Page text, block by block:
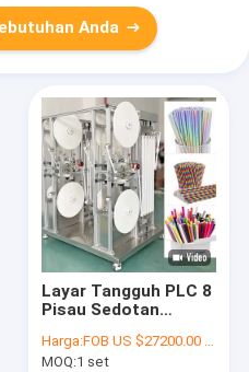
Anda
Layar Tangguh PLC 8
Pisau Sedotan
Mesin Dia 3.5-12MM
Harga:FOB US $27200.00 - 27300.00 / Set
MOQ:1 set